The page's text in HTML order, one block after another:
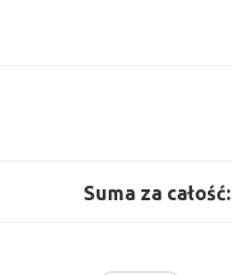
Suma za całość: